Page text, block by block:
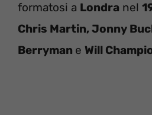
formatosi a Londra nel
Chris Martin, Jonny
Berryman e Will